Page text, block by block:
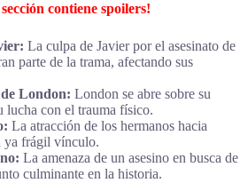
contiene spoilers!
La culpa de Javier por el asesinato de
parte de la trama, afectando sus
London: London se abre sobre su
lucha con el trauma físico.
La atracción de los hermanos hacia
ya frágil vínculo.
La amenaza de un asesino en busca de
culminante en la historia.